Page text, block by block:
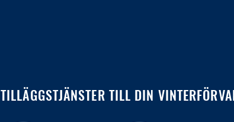
TILLÄGGSTJÄNSTER TILL DIN